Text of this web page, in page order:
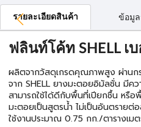
รายละเอียดสินค้า ข้อมูล
ฟลินท์โค้ท SHELL เ
ผลิตจากวัสดุเกรดคุณภาพสูง ผ่านก
จาก SHELL ยางมะตอยอิมัลชั่น มีค
สามารถใช้ได้ดีกับพื้นที่เปียกชื้น หรื
มะตอยเป็นสูตรน้ำ ไม่เป็นอันตรายต่
ใช้งานประมาณ 0.75 กก./ตารางเม